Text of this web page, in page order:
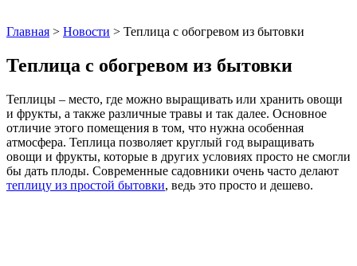
Главная > Новости > Теплица с обогревом из бытовки
Теплица с обогревом из бытовки
Теплицы – место, где можно выращивать или хранить овощи
и фрукты, а также различные травы и так далее. Основное
отличие этого помещения в том, что нужна особенная
атмосфера. Теплица позволяет круглый год выращивать
овощи и фрукты, которые в других условиях просто не смогли
бы дать плоды. Современные садовники очень часто делают
теплицу из простой бытовки, ведь это просто и дешево.